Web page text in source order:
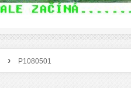
› P1080501